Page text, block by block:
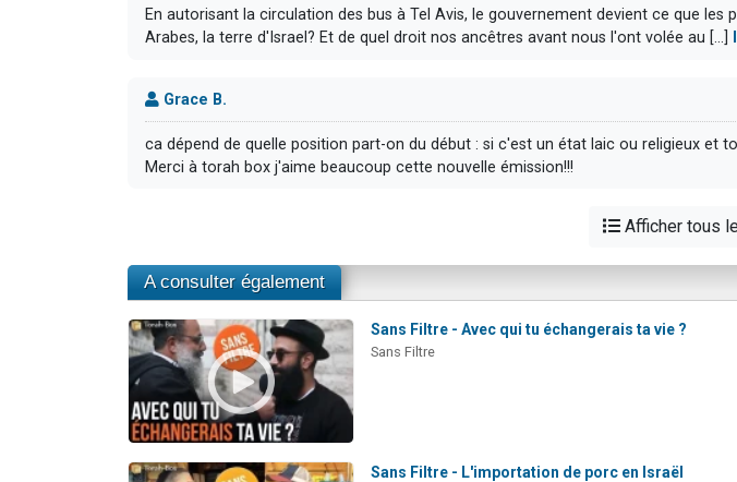
En autorisant la circulation des bus à Tel Avis, le gouvernement devient ce que
Arabes, la terre d'Israel? Et de quel droit nos ancêtres avant nous l'ont volée au [...]
Grace B.
ca dépend de quelle position part-on du début : si c'est un état laic ou religieux et
Merci à torah box j'aime beaucoup cette nouvelle émission!!!
Afficher tous
A consulter également
Sans Filtre - Avec qui tu échangerais ta vie ?
Sans Filtre
Sans Filtre - L'importation de porc en Israël